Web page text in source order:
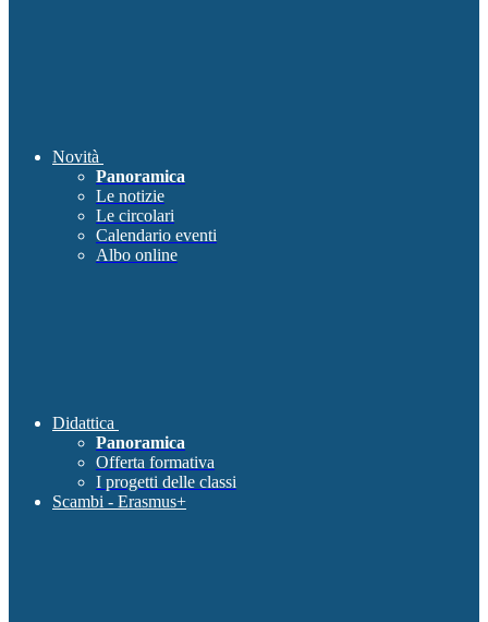
Novità
Panoramica
Le notizie
Le circolari
Calendario eventi
Albo online
Didattica
Panoramica
Offerta formativa
I progetti delle classi
Scambi - Erasmus+